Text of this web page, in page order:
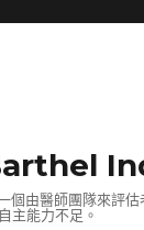
由醫師團隊來評估
主能力不足。